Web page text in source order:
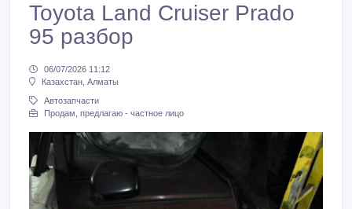
Toyota Land Cruiser Prado
95 разбор
06/07/2026 11:12
Казахстан, Алматы
Автозапчасти
Продам, предлагаю - частное лицо